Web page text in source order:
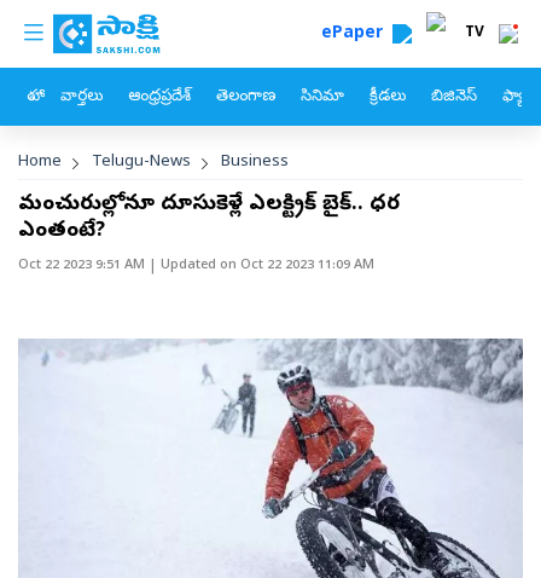
Skip to main content
custom menu ePaper TV
హోం వార్తలు ఆంధ్రప్రదేశ్ తెలంగాణ సినిమా క్రీడలు బిజినెస్
Breadcrumb
Home Telugu-News Business
మంచుదారుల్లోనూ దూసుకెళ్లే ఎలక్ట్రిక్‌ బైక్‌.. ధర
ఎంతంటే?
Oct 22 2023 9:51 AM | Updated on Oct 22 2023 11:09 AM